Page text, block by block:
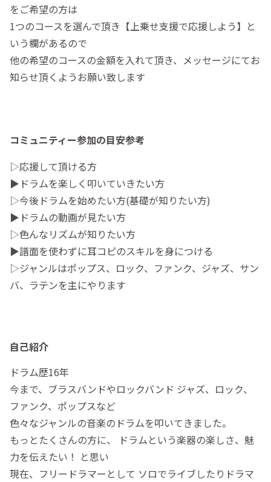
をご希望の方は
1つのコースを選んで頂き【上乗せ支援で応援しよう】と
いう欄があるので
他の希望のコースの金額を入れて頂き、メッセージにてお
知らせ頂くようお願い致します
コミュニティー参加の目安参考
▷応援して頂ける方
▶︎ドラムを楽しく叩いていきたい方
▷今後ドラムを始めたい方(基礎が知りたい方)
▶︎ドラムの動画が見たい方
▷色んなリズムが知りたい方
▶︎譜面を使わずに耳コピのスキルを身につける
▷ジャンルはポップス、ロック、ファンク、ジャズ、サン
バ、ラテンを主にやります
自己紹介
ドラム歴16年
今まで、ブラスバンドやロックバンド ジャズ、ロック、
ファンク、ポップスなど
色々なジャンルの音楽のドラムを叩いてきました。
もっとたくさんの方に、 ドラムという楽器の楽しさ、魅
力を伝えたい！ と思い
現在、フリードラマーとして ソロでライブしたりドラマ